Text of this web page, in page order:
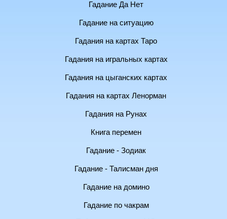
Гадание Да Нет
Гадание на ситуацию
Гадания на картах Таро
Гадания на игральных картах
Гадания на цыганских картах
Гадания на картах Ленорман
Гадания на Рунах
Книга перемен
Гадание - Зодиак
Гадание - Талисман дня
Гадание на домино
Гадание по чакрам